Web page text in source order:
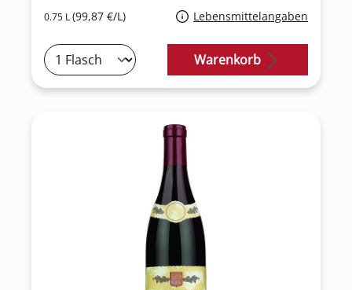
0.75 L(99,87 €/L) Lebensmittelangaben
Warenkorb